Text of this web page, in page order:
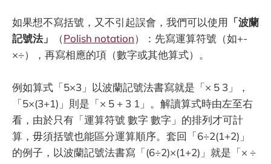
如果想不寫括號，又不引起誤會，我們可以使用 「波蘭
記號法」
（Polish notation）：先寫運算符號（如+-
×÷），再寫相應的項（數字或其他算式）。
例如算式「5×3」以波蘭記號法書寫就是「× 5 3」，
「5×(3+1)」則是「× 5 + 3 1」。解讀算式時由左至右
看，由於只有「運算符號 數字 數字」的排列才可計
算，毋須括號也能區分運算順序。套回「6÷2(1+2)」
的例子，以波蘭記號法書寫「(6÷2)×(1+2)」就是「× ÷